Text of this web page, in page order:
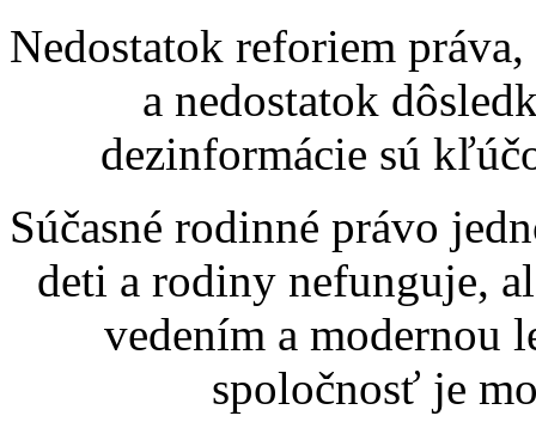
Nedostatok reforiem
a nedostatok
dezinformácie sú
Súčasné rodinné právo
deti a rodiny nefunguje,
vedením a modernou
spoločnosť je